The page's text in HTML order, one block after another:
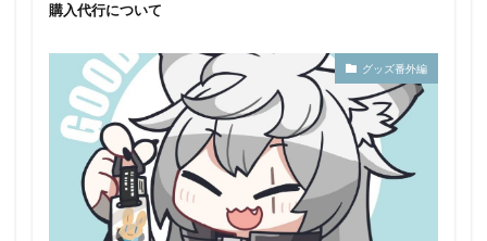
購入代行について
グッズ番外編